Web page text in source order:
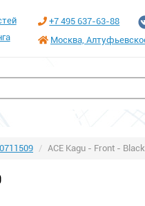
+7 495 637-63-88
Москва,
ACE Kagu - Front - Black